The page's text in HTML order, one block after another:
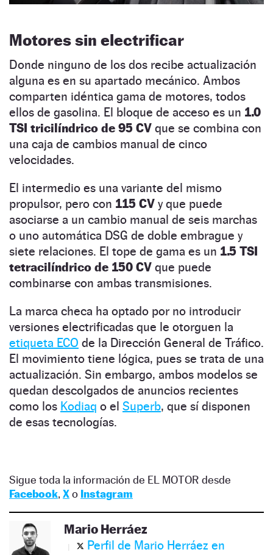
Motores sin electrificar
Donde ninguno de los dos recibe actualización
alguna es en su apartado mecánico. Ambos
comparten idéntica gama de motores, todos
ellos de gasolina. El bloque de acceso es un 1.0
TSI tricilíndrico de 95 CV que se combina con
una caja de cambios manual de cinco
velocidades.
El intermedio es una variante del mismo
propulsor, pero con 115 CV y que puede
asociarse a un cambio manual de seis marchas
o uno automática DSG de doble embrague y
siete relaciones. El tope de gama es un 1.5 TSI
tetracilíndrico de 150 CV que puede
combinarse con ambas transmisiones.
La marca checa ha optado por no introducir
versiones electrificadas que le otorguen la
etiqueta ECO de la Dirección General de Tráfico.
El movimiento tiene lógica, pues se trata de una
actualización. Sin embargo, ambos modelos se
quedan descolgados de anuncios recientes
como los Kodiaq o el Superb, que sí disponen
de esas tecnologías.
Sigue toda la información de EL MOTOR desde
Facebook, Xo Instagram
Mario Herráez
Perfil de Mario Herráez en